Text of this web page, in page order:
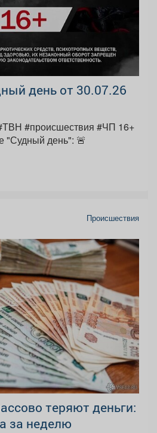
день от 30.07.26
#происшествия #ЧП 16+
день": 🚨
Происшествия
теряют деньги:
за неделю